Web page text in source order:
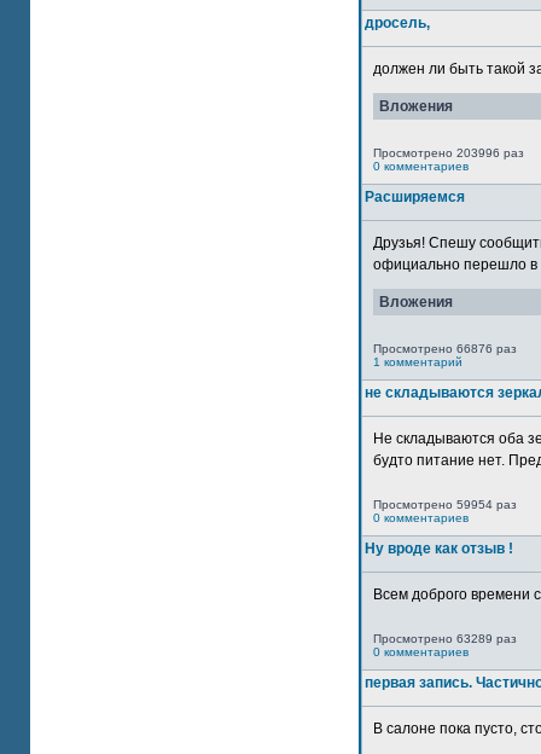
дросель,
должен ли быть такой
Вложения
Просмотрено 203996 раз
0 комментариев
Расширяемся
Друзья! Спешу
официально перешло в
Вложения
Просмотрено 66876 раз
1 комментарий
не складываются
Не складываются оба
будто питание нет.
Просмотрено 59954 раз
0 комментариев
Ну вроде как отзыв !
Всем доброго времени
Просмотрено 63289 раз
0 комментариев
первая запись.
В салоне пока пусто,